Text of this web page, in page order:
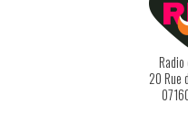
20 Rue